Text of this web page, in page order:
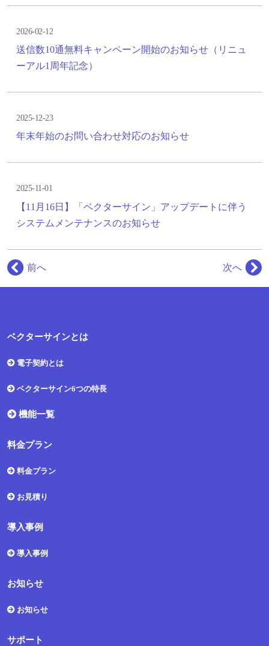
2026-02-12
送信数10通無料キャンペーン開始のお知らせ（リニュ
ーアル1周年記念）
2025-12-23
年末年始のお問い合わせ対応のお知らせ
2025-11-01
【11月16日】「ベクターサイン」アップデートに伴う
システムメンテナンスのお知らせ
前へ 次へ
ベクターサインとは
電子契約とは
ベクターサイン6つの特長
機能一覧
料金プラン
料金プラン
お見積り
導入事例
導入事例
お知らせ
お知らせ
サポート